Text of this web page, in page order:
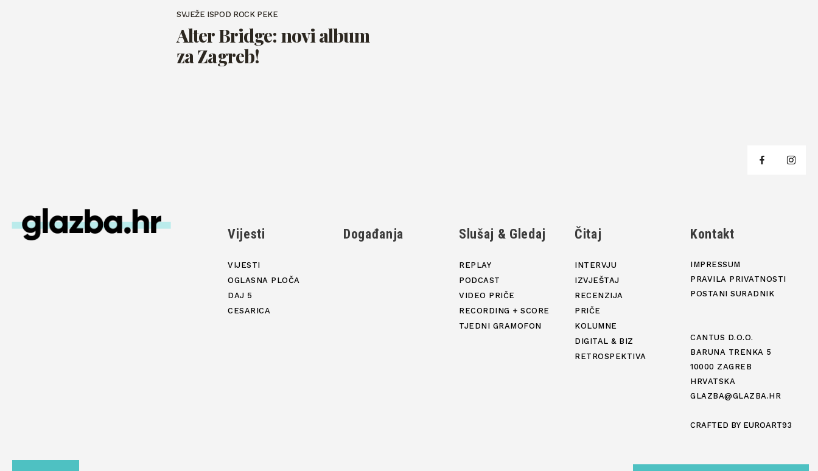
SVJEŽE ISPOD ROCK PEKE
Alter Bridge: novi album
za Zagreb!
Vijesti
VIJESTI
OGLASNA PLOČA
DAJ 5
CESARICA
Događanja Slušaj & Gledaj
REPLAY
PODCAST
VIDEO PRIČE
RECORDING + SCORE
TJEDNI GRAMOFON
Čitaj
INTERVJU
IZVJEŠTAJ
RECENZIJA
PRIČE
KOLUMNE
DIGITAL & BIZ
RETROSPEKTIVA
Kontakt
IMPRESSUM
PRAVILA PRIVATNOSTI
POSTANI SURADNIK
CANTUS D.O.O.
BARUNA TRENKA 5
10000 ZAGREB
HRVATSKA
GLAZBA@GLAZBA.HR
CRAFTED BY EUROART93